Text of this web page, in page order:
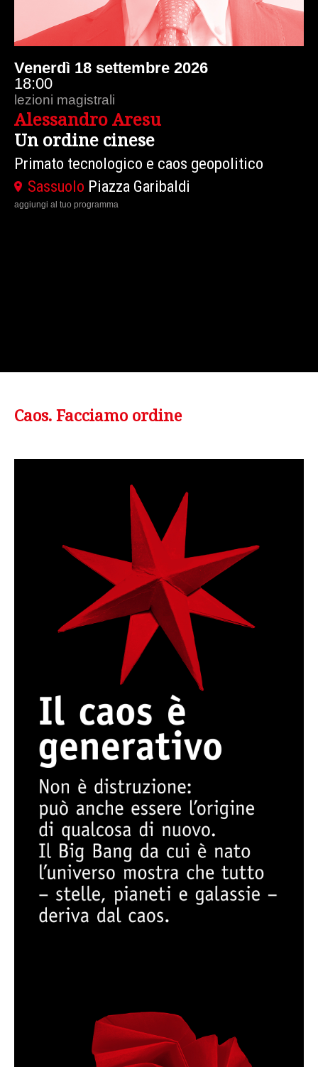
Venerdì 18 settembre 2026
15:00
lezioni magistrali
David Armitage
Guerre civili
Un paradigma per l'età contemporanea
Traduzione in Oversound
ModenaPiazza Grande - Sito Patrimonio